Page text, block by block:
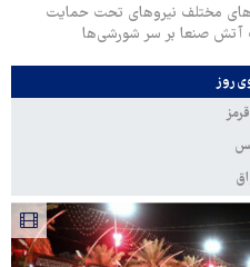
مختلف نیروهای تحت حمایت
روز